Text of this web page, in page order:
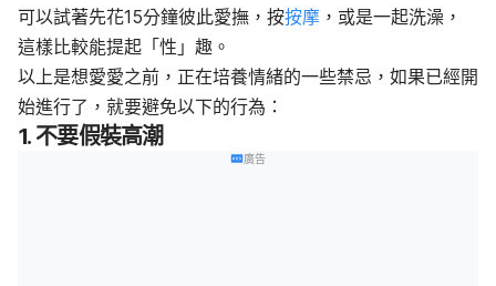
可以試著先花15分鐘彼此愛撫，按按摩 ，或是一起洗澡，
這樣比較能提起「性」趣。
以上是想愛愛之前，正在培養情緒的一些禁忌，如果已經開
始進行了，就要避免以下的行為 ：
1. 不要假裝高潮
廣告